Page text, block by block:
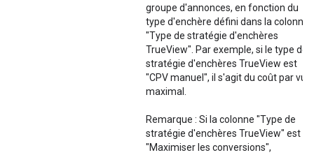
groupe d'annonces, en fonction du
type d'enchère défini dans la colonne
"Type de stratégie d'enchères
TrueView". Par exemple, si le type de
stratégie d'enchères TrueView est
"CPV manuel", il s'agit du coût par vue
maximal.
Remarque : Si la colonne "Type de
stratégie d'enchères TrueView" est
"Maximiser les conversions",